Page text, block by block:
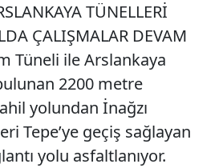
TÜNELLERİ
ÇALIŞMALAR DEVAM
Tüneli ile Arslankaya
2200 metre
yolundan İnağzı
Tepe’ye geçiş sağlayan
yolu asfaltlanıyor.